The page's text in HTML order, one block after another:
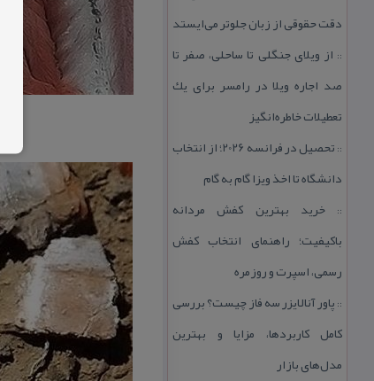
دقت حقوقی از زبان جلوتر می‌ایستد
:: از ویلای جنگلی تا ساحلی، صفر تا
صد اجاره ویلا در رامسر برای یك
تعطیلات خاطره‌انگیز
::
تحصیل در فرانسه 2026؛ از انتخاب
دانشگاه تا اخذ ویزا گام به گام
::خرید بهترین كفش مردانه
باكیفیت؛ راهنمای انتخاب كفش
رسمی، اسپرت و روزمره
:: پاور آنالایزر سه فاز چیست؟ بررسی
كامل كاربردها، مزایا و بهترین
مدل‌های بازار